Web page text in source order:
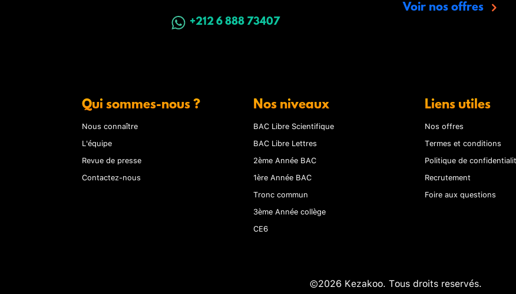
+212 6 888 73407
Voir nos offres
Qui sommes-nous ?
Nous connaître
L'équipe
Revue de presse
Contactez-nous
Nos niveaux
BAC Libre Scientifique
BAC Libre Lettres
2ème Année BAC
1ère Année BAC
Tronc commun
3ème Année collège
CE6
Liens utiles
Nos offres
Termes et conditions
Politique de
Recrutement
Foire aux questions
©2026 Kezakoo. Tous droits reservés.